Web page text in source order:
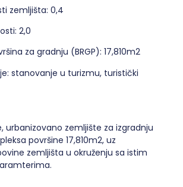
zemljišta: 0,4
2,0
za gradnju (BRGP): 17,810m2
stanovanje u turizmu, turistički
urbanizovano zemljište za izgradnju
površine 17,810m2, uz
zemljišta u okruženju sa istim